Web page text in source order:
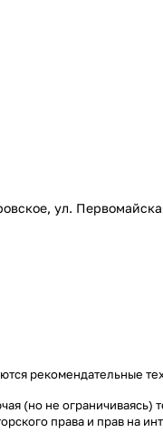
ул.
рекомендательные
(но не
права и прав на